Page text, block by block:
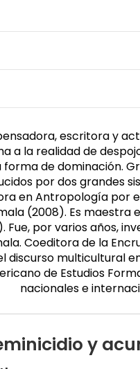
escritora y
a la realidad de
de dominación.
por dos grandes
en Antropología por
(2008). Es
Fue, por varios años,
Coeditora de la
discurso multicultural
de Estudios
nacionales e
y